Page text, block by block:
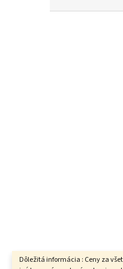
Dôležitá informácia : Ceny za